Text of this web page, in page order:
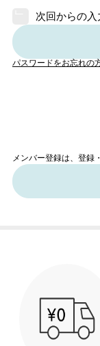
次回からの
パスワードをお忘れの
メンバー登録は、登録